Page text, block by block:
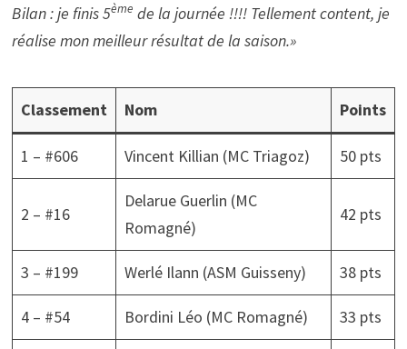
Bilan : je finis 5ème de la journée !!!! Tellement content, je
réalise mon meilleur résultat de la saison.»
Classement Nom Points
1 – #606 Vincent Killian (MC Triagoz) 50 pts
2 – #16
Delarue Guerlin (MC
Romagné)
42 pts
3 – #199 Werlé Ilann (ASM Guisseny) 38 pts
4 – #54 Bordini Léo (MC Romagné) 33 pts